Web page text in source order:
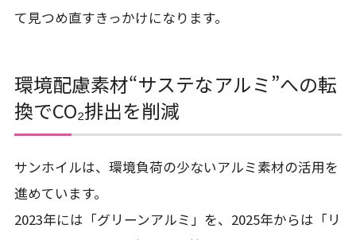
て見つめ直すきっかけになります。
環境配慮素材“サステなアルミ”への転
換でCO₂排出を削減
サンホイルは、環境負荷の少ないアルミ素材の活用を
進めています。
2023年には「グリーンアルミ」を、2025年からは「リ